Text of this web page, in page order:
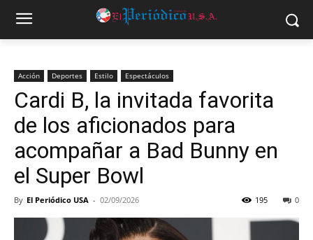
Acción Deportes Estilo Espectáculos
Cardi B, la invitada favorita
de los aficionados para
acompañar a Bad Bunny en
el Super Bowl
By El Periódico USA - 02/09/2026 0
195